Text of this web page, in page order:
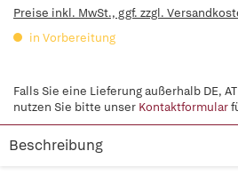
Preise inkl. MwSt., ggf. zzgl.
in Vorbereitung
Falls Sie eine Lieferung außerhalb DE,
nutzen Sie bitte unser Kontaktformular
Beschreibung